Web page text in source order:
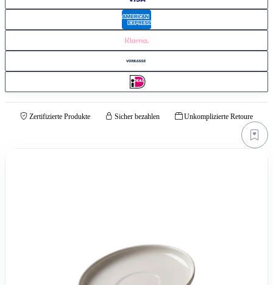
Zertifizierte Produkte Sicher bezahlen Unkomplizierte Retoure